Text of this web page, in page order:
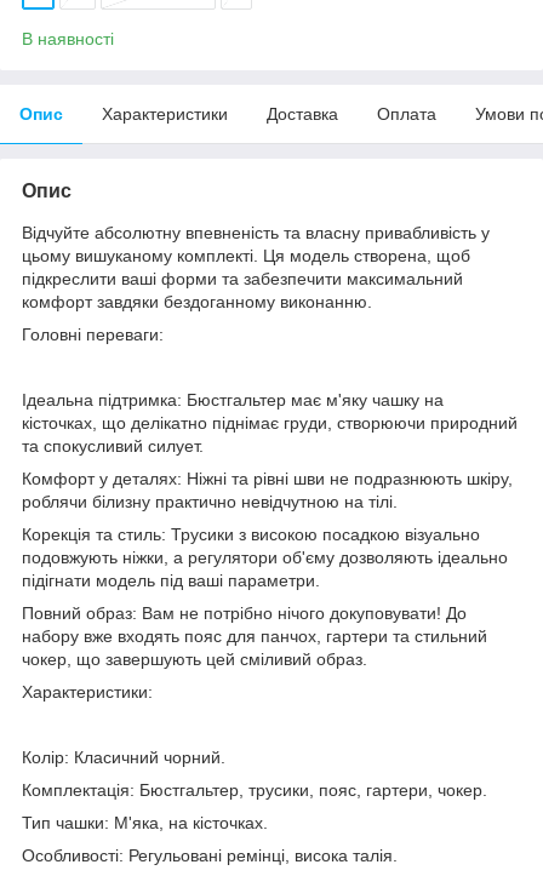
В наявності
Опис Характеристики Доставка Оплата Умови
Опис
Відчуйте абсолютну впевненість та власну привабливість у
цьому вишуканому комплекті. Ця модель створена, щоб
підкреслити ваші форми та забезпечити максимальний
комфорт завдяки бездоганному виконанню.
Головні переваги:
Ідеальна підтримка: Бюстгальтер має м'яку чашку на
кісточках, що делікатно піднімає груди, створюючи природний
та спокусливий силует.
Комфорт у деталях: Ніжні та рівні шви не подразнюють шкіру,
роблячи білизну практично невідчутною на тілі.
Корекція та стиль: Трусики з високою посадкою візуально
подовжують ніжки, а регулятори об'єму дозволяють ідеально
підігнати модель під ваші параметри.
Повний образ: Вам не потрібно нічого докуповувати! До
набору вже входять пояс для панчох, гартери та стильний
чокер, що завершують цей сміливий образ.
Характеристики:
Колір: Класичний чорний.
Комплектація: Бюстгальтер, трусики, пояс, гартери, чокер.
Тип чашки: М'яка, на кісточках.
Особливості: Регульовані ремінці, висока талія.